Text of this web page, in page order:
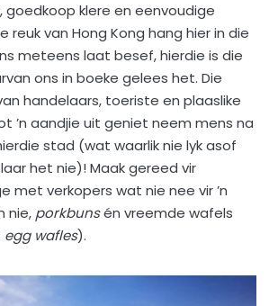
goedkoop klere en eenvoudige
reuk van Hong Kong hang hier in die
meteens laat besef, hierdie is die
ons in boeke gelees het. Die
handelaars, toeriste en plaaslike
’n aandjie uit geniet neem mens na
stad (wat waarlik nie lyk asof
het nie)! Maak gereed vir
met verkopers wat nie nee vir ’n
nie, porkbunsén vreemde wafels
egg wafles).